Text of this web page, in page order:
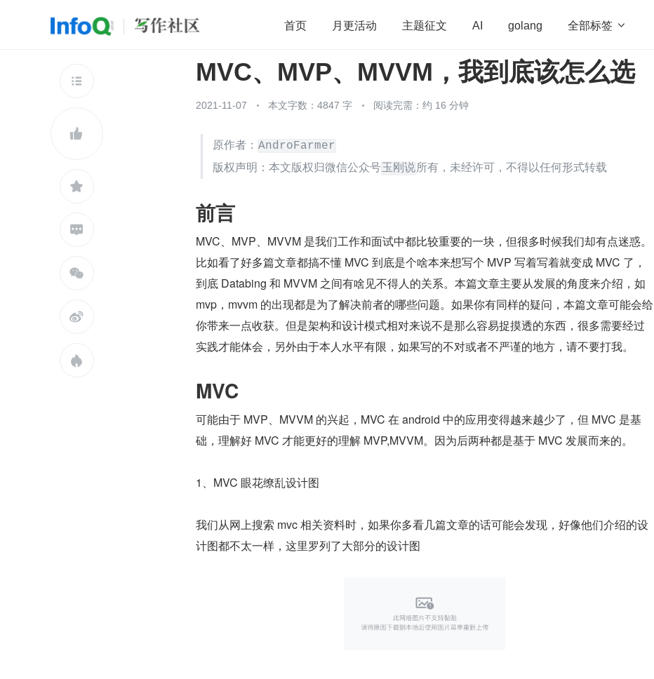
首页 月更活动 主题征文 AI golang 全部标签 
开源 OpenHarmony 算法 学习方法 Web3.0 高效工作
运维 深度思考
查看更多







MVC、MVP、MVVM，我到底该怎么选
2021-11-07 本文字数：4847 字 阅读完需：约 16 分钟
原作者： AndroFarmer
版权声明：本文版权归微信公众号玉刚说所有，未经许可，不得以任何形式转载
前言
MVC、MVP、MVVM 是我们工作和面试中都比较重要的一块，但很多时候我们却有点迷惑。
比如看了好多篇文章都搞不懂 MVC 到底是个啥本来想写个 MVP 写着写着就变成 MVC 了，
到底 Databing 和 MVVM 之间有啥见不得人的关系。本篇文章主要从发展的角度来介绍，如
mvp，mvvm 的出现都是为了解决前者的哪些问题。如果你有同样的疑问，本篇文章可能会给
你带来一点收获。但是架构和设计模式相对来说不是那么容易捉摸透的东西，很多需要经过
实践才能体会，另外由于本人水平有限，如果写的不对或者不严谨的地方，请不要打我。
MVC
可能由于 MVP、MVVM 的兴起，MVC 在 android 中的应用变得越来越少了，但 MVC 是基
础，理解好 MVC 才能更好的理解 MVP,MVVM。因为后两种都是基于 MVC 发展而来的。
1、MVC 眼花缭乱设计图
我们从网上搜索 mvc 相关资料时，如果你多看几篇文章的话可能会发现，好像他们介绍的设
计图都不太一样，这里罗列了大部分的设计图